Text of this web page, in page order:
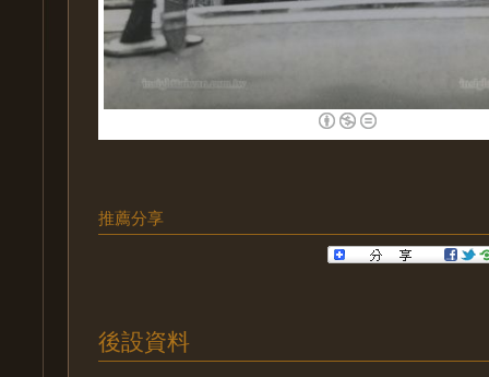
推薦分享
後設資料